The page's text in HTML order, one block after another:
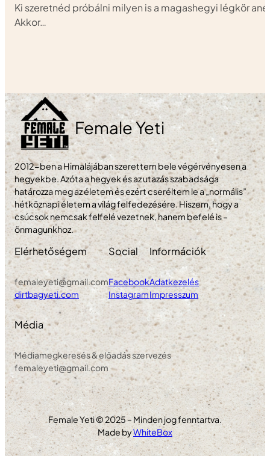
Ki szeretnéd próbálni milyen is a magashegyi légkör
Akkor…
Female Yeti
2012-ben a Himalájában szerettem bele végérvényesen a
hegyekbe. Azóta a hegyek és az utazás szabadsága
határozza meg az életem és ezért cseréltem le a „normális”
hétköznapi életem a világ felfedezésére. Hiszem, hogy a
csúcsok nemcsak felfelé vezetnek, hanem befelé is –
önmagunkhoz.
Elérhetőségem
femaleyeti@gmail.com
dirtbagyeti.com
Social
Facebook
Instagram
Információk
Adatkezelés
Impresszum
Média
Médiamegkeresés & előadás szervezés
femaleyeti@gmail.com
Female Yeti © 2025 – Minden jog fenntartva.
Made byWhiteBox